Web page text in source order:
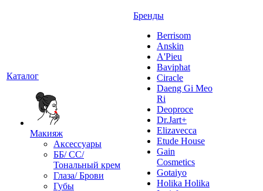
Каталог
Макияж
Аксессуары
ББ/ СС/
Тональный крем
Глаза/ Брови
Губы
Бренды
Berrisom
Anskin
A'Pieu
Baviphat
Ciracle
Daeng Gi Meo
Ri
Deoproce
Dr.Jart+
Elizavecca
Etude House
Gain
Cosmetics
Gotaiyo
Holika Holika